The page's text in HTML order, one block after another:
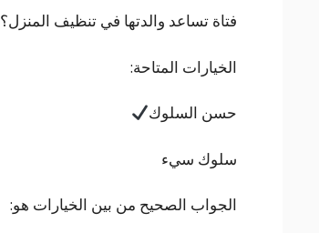
فتاة تساعد والدتها في تنظيف المنزل؟
الخيارات المتاحة:
حسن السلوك
سلوك سيء
الجواب الصحيح من بين الخيارات هو: